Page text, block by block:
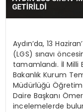
YAŞAM
Aydın’da, 13
(LGS) sınavı
tamamlandı. İl
Bakanlık Kurum
Müdürlüğü
Daire Başkanı
incelemelerde